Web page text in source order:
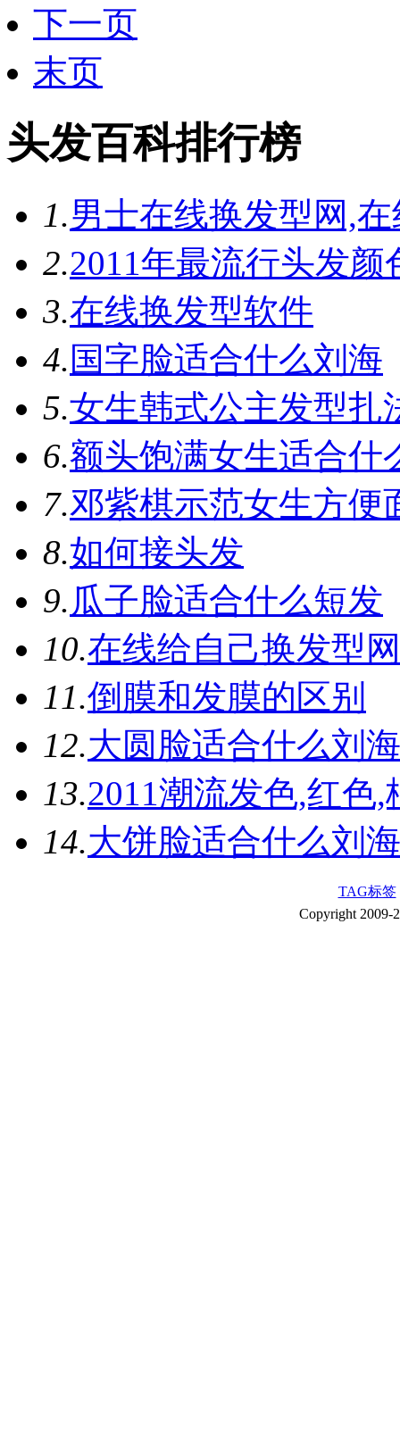
下一页
末页
头发百科排行榜
1.男士在线换发型网,
2.2011年最流行头发颜
3.在线换发型软件
4.国字脸适合什么刘海
5.女生韩式公主发型扎
6.额头饱满女生适合什
7.邓紫棋示范女生方便
8.如何接头发
9.瓜子脸适合什么短发
10.在线给自己换发型
11.倒膜和发膜的区别
12.大圆脸适合什么刘海
13.2011潮流发色,红色
14.大饼脸适合什么刘海
TAG标签
Copyright 2009-